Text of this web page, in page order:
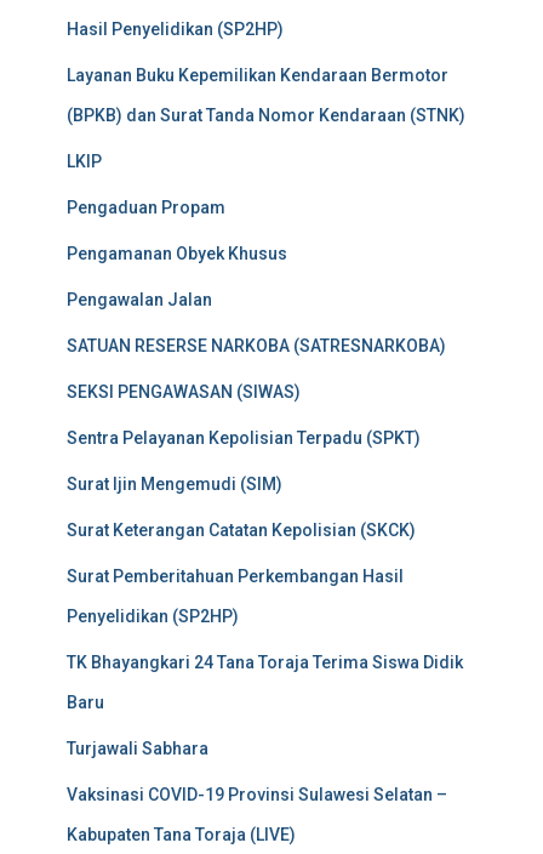
Hasil Penyelidikan (SP2HP)
Layanan Buku Kepemilikan Kendaraan Bermotor
(BPKB) dan Surat Tanda Nomor Kendaraan (STNK)
LKIP
Pengaduan Propam
Pengamanan Obyek Khusus
Pengawalan Jalan
SATUAN RESERSE NARKOBA (SATRESNARKOBA)
SEKSI PENGAWASAN (SIWAS)
Sentra Pelayanan Kepolisian Terpadu (SPKT)
Surat Ijin Mengemudi (SIM)
Surat Keterangan Catatan Kepolisian (SKCK)
Surat Pemberitahuan Perkembangan Hasil
Penyelidikan (SP2HP)
TK Bhayangkari 24 Tana Toraja Terima Siswa Didik
Baru
Turjawali Sabhara
Vaksinasi COVID-19 Provinsi Sulawesi Selatan –
Kabupaten Tana Toraja (LIVE)